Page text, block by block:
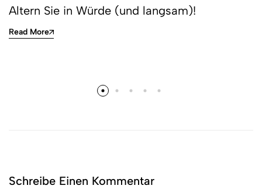
Altern Sie in Würde (und langsam)!
Read More
Schreibe Einen Kommentar